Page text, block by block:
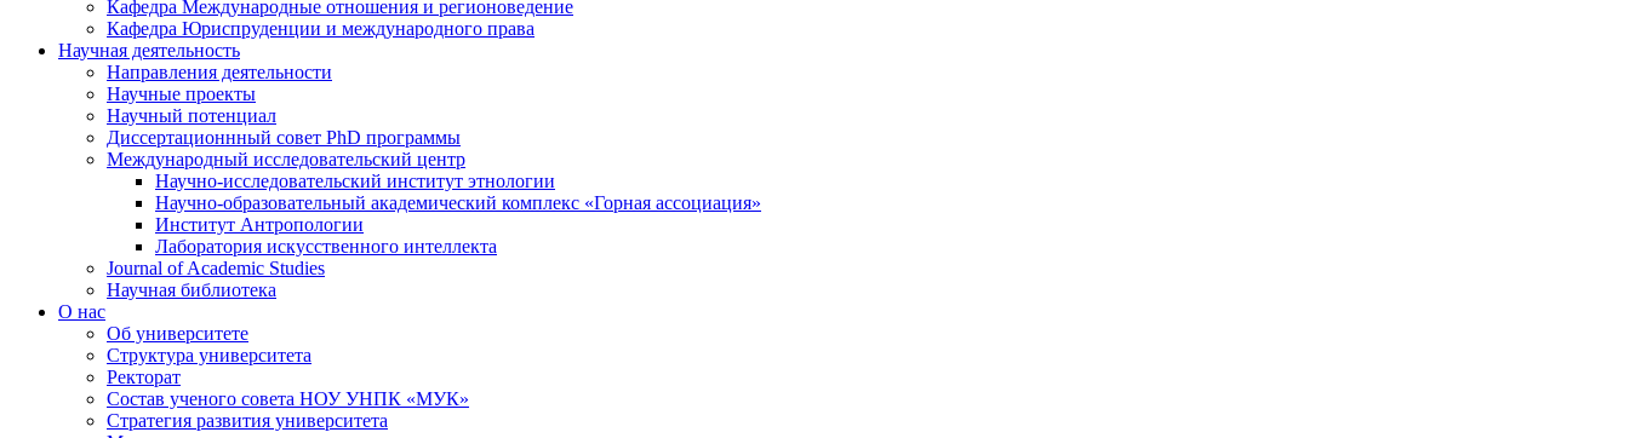
Кафедра Международные отношения и регионоведение
Кафедра Юриспруденции и международного права
Научная деятельность
Направления деятельности
Научные проекты
Научный потенциал
Диссертационнный совет PhD программы
Международный исследовательский центр
Научно-исследовательский институт этнологии
Научно-образовательный академический комплекс «Горная ассоциация»
Институт Антропологии
Лаборатория искусственного интеллекта
Journal of Academic Studies
Научная библиотека
О нас
Об университете
Структура университета
Ректорат
Состав ученого совета НОУ УНПК «МУК»
Стратегия развития университета